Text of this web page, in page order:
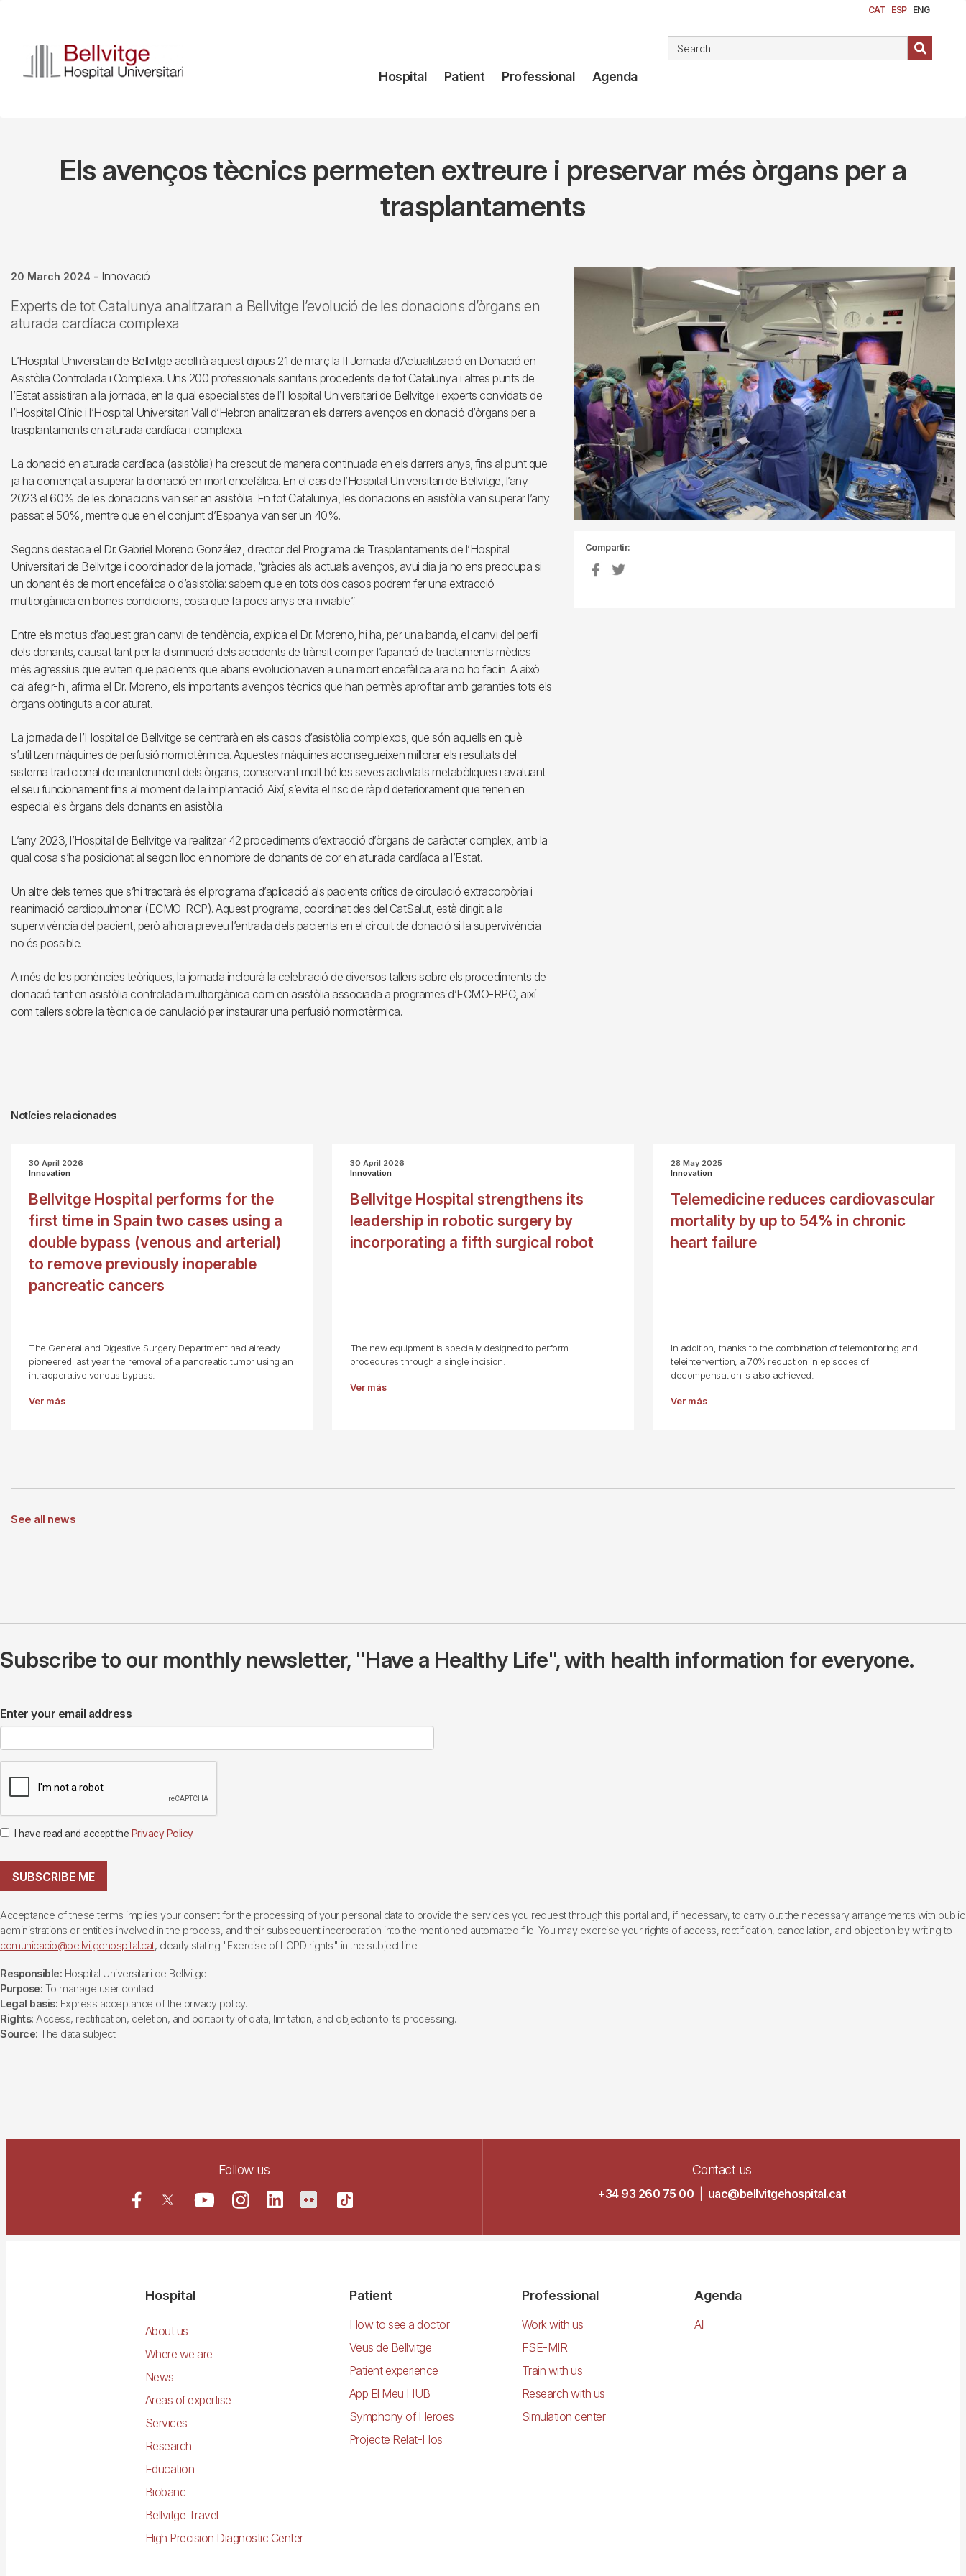
content
CAT ESP ENG
Navegación
Hospital Patient Professional Agenda
Els avenços tècnics permeten extreure i preservar més òrgans per a
trasplantaments
20 March 2024 - Innovació
Experts de tot Catalunya analitzaran a Bellvitge l’evolució de les donacions d’òrgans en
aturada cardíaca complexa
L’Hospital Universitari de Bellvitge acollirà aquest dijous 21 de març la II Jornada d’Actualització en Donació en
Asistòlia Controlada i Complexa. Uns 200 professionals sanitaris procedents de tot Catalunya i altres punts de
l’Estat assistiran a la jornada, en la qual especialistes de l’Hospital Universitari de Bellvitge i experts convidats de
l’Hospital Clínic i l’Hospital Universitari Vall d’Hebron analitzaran els darrers avenços en donació d’òrgans per a
trasplantaments en aturada cardíaca i complexa.
La donació en aturada cardíaca (asistòlia) ha crescut de manera continuada en els darrers anys, fins al punt que
ja ha començat a superar la donació en mort encefàlica. En el cas de l’Hospital Universitari de Bellvitge, l’any
2023 el 60% de les donacions van ser en asistòlia. En tot Catalunya, les donacions en asistòlia van superar l’any
passat el 50%, mentre que en el conjunt d’Espanya van ser un 40%.
Segons destaca el Dr. Gabriel Moreno González, director del Programa de Trasplantaments de l’Hospital
Universitari de Bellvitge i coordinador de la jornada, “gràcies als actuals avenços, avui dia ja no ens preocupa si
un donant és de mort encefàlica o d’asistòlia: sabem que en tots dos casos podrem fer una extracció
multiorgànica en bones condicions, cosa que fa pocs anys era inviable”.
Entre els motius d’aquest gran canvi de tendència, explica el Dr. Moreno, hi ha, per una banda, el canvi del perfil
dels donants, causat tant per la disminució dels accidents de trànsit com per l’aparició de tractaments mèdics
més agressius que eviten que pacients que abans evolucionaven a una mort encefàlica ara no ho facin. A això
cal afegir-hi, afirma el Dr. Moreno, els importants avenços tècnics que han permès aprofitar amb garanties tots els
òrgans obtinguts a cor aturat.
La jornada de l’Hospital de Bellvitge se centrarà en els casos d’asistòlia complexos, que són aquells en què
s’utilitzen màquines de perfusió normotèrmica. Aquestes màquines aconsegueixen millorar els resultats del
sistema tradicional de manteniment dels òrgans, conservant molt bé les seves activitats metabòliques i avaluant
el seu funcionament fins al moment de la implantació. Així, s’evita el risc de ràpid deteriorament que tenen en
especial els òrgans dels donants en asistòlia.
L’any 2023, l’Hospital de Bellvitge va realitzar 42 procediments d’extracció d’òrgans de caràcter complex, amb la
qual cosa s’ha posicionat al segon lloc en nombre de donants de cor en aturada cardíaca a l’Estat.
Un altre dels temes que s’hi tractarà és el programa d’aplicació als pacients crítics de circulació extracorpòria i
reanimació cardiopulmonar (ECMO-RCP). Aquest programa, coordinat des del CatSalut, està dirigit a la
supervivència del pacient, però alhora preveu l’entrada dels pacients en el circuit de donació si la supervivència
no és possible.
A més de les ponències teòriques, la jornada inclourà la celebració de diversos tallers sobre els procediments de
donació tant en asistòlia controlada multiorgànica com en asistòlia associada a programes d’ECMO-RPC, així
com tallers sobre la tècnica de canulació per instaurar una perfusió normotèrmica.
Compartir:
Notícies relacionades
30 April 2026
Innovation
Bellvitge Hospital performs for the
first time in Spain two cases using a
double bypass (venous and arterial)
to remove previously inoperable
pancreatic cancers
The General and Digestive Surgery Department had already
pioneered last year the removal of a pancreatic tumor using an
intraoperative venous bypass.
Ver más
30 April 2026
Innovation
Bellvitge Hospital strengthens its
leadership in robotic surgery by
incorporating a fifth surgical robot
The new equipment is specially designed to perform
procedures through a single incision.
Ver más
28 May 2025
Innovation
Telemedicine reduces cardiovascular
mortality by up to 54% in chronic
heart failure
In addition, thanks to the combination of telemonitoring and
teleintervention, a 70% reduction in episodes of
decompensation is also achieved.
Ver más
See all news
Subscribe to our monthly newsletter, "Have a Healthy Life", with health information for everyone.
Enter your email address
I have read and accept the Privacy Policy
SUBSCRIBE ME
Acceptance of these terms implies your consent for the processing of your personal data to provide the services you request through this portal and, if necessary, to carry out the necessary arrangements with public
administrations or entities involved in the process, and their subsequent incorporation into the mentioned automated file. You may exercise your rights of access, rectification, cancellation, and objection by writing to
comunicacio@bellvitgehospital.cat, clearly stating "Exercise of LOPD rights" in the subject line.
Responsible: Hospital Universitari de Bellvitge.
Purpose: To manage user contact
Legal basis: Express acceptance of the privacy policy.
Rights: Access, rectification, deletion, and portability of data, limitation, and objection to its processing.
Source: The data subject.
Follow us Contact us
+34 93 260 75 00 uac@bellvitgehospital.cat
Hospital
About us
Where we are
News
Areas of expertise
Services
Research
Education
Biobanc
Bellvitge Travel
High Precision Diagnostic Center
Patient
How to see a doctor
Veus de Bellvitge
Patient experience
App El Meu HUB
Symphony of Heroes
Projecte Relat-Hos
Professional
Work with us
FSE-MIR
Train with us
Research with us
Simulation center
Agenda
All